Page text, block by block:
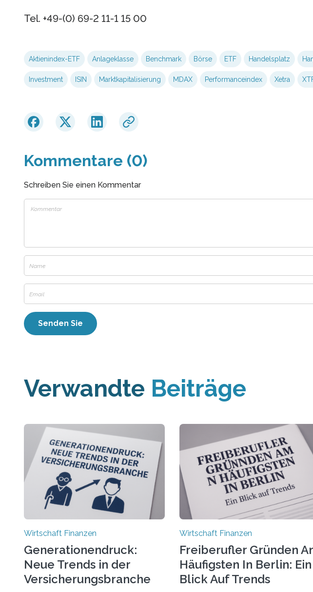
Tel. +49-(0) 69-2 11-1 15 00
Aktienindex-ETF Anlageklasse Benchmark Börse ETF Handelsplatz
Investment ISIN Marktkapitalisierung MDAX Performanceindex Xetra
Kommentare (0)
Schreiben Sie einen Kommentar
Verwandte Beiträge
Wirtschaft Finanzen
Generationendruck:
Neue Trends in der
Versicherungsbranche
Wirtschaft Finanzen
Freiberufler Gründen
Häufigsten In Berlin: Ein
Blick Auf Trends